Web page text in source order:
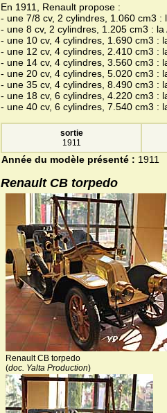
En 1911, Renault propose :
- une 7/8 cv, 2 cylindres, 1.060 cm3 :
- une 8 cv, 2 cylindres, 1.205 cm3 :
- une 10 cv, 4 cylindres, 1.690 cm3 :
- une 12 cv, 4 cylindres, 2.410 cm3 :
- une 14 cv, 4 cylindres, 3.560 cm3 :
- une 20 cv, 4 cylindres, 5.020 cm3 :
- une 35 cv, 4 cylindres, 8.490 cm3 :
- une 18 cv, 6 cylindres, 4.220 cm3 :
- une 40 cv, 6 cylindres, 7.540 cm3 :
sortie
1911
Année du modèle présenté : 1911
Renault CB torpedo
Renault CB torpedo
(doc. Yalta Production)